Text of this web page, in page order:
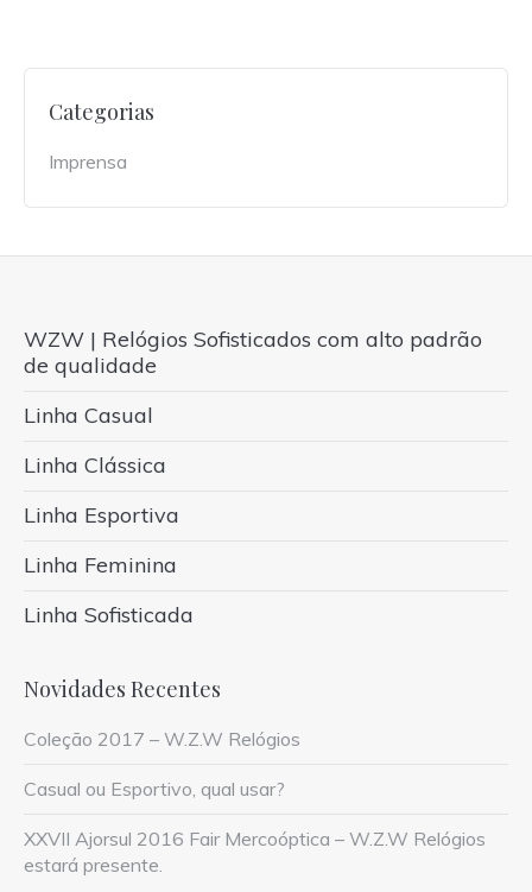
Categorias
Imprensa
WZW | Relógios Sofisticados com alto padrão
de qualidade
Linha Casual
Linha Clássica
Linha Esportiva
Linha Feminina
Linha Sofisticada
Novidades Recentes
Coleção 2017 – W.Z.W Relógios
Casual ou Esportivo, qual usar?
XXVII Ajorsul 2016 Fair Mercoóptica – W.Z.W Relógios
estará presente.